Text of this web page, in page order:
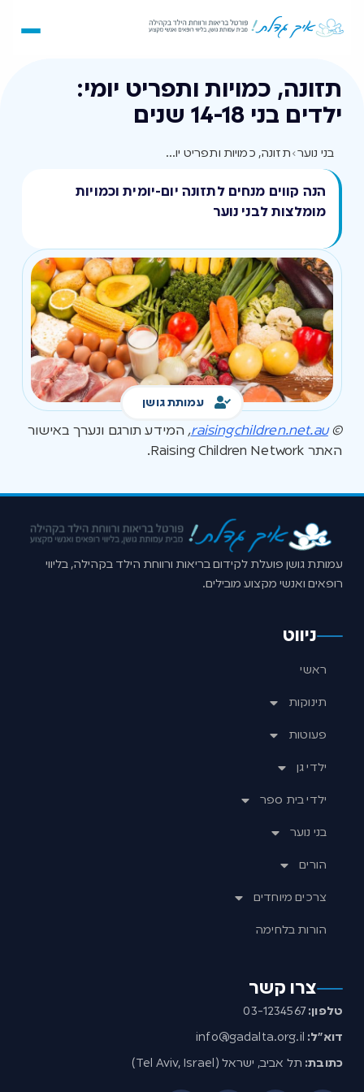
תזונה, כמויות ותפריט יומי:
ילדים בני 14-18 שנים
בני נוער› תזונה, כמויות ותפריט יומי: ילדים בני 14-18 שנים
הנה קווים מנחים לתזונה יום-יומית וכמויות
מומלצות לבני נוער
עמותת גושן
©
raisingchildren.net.au
, המידע תורגם ונערך באישור
האתר Raising Children Network.
עמותת גושן פועלת לקידום בריאות ורווחת הילד בקהילה, בליווי
רופאים ואנשי מקצוע מובילים.
ניווט
ראשי
תינוקות
פעוטות
ילדי גן
ילדי בית ספר
בני נוער
הורים
צרכים מיוחדים
הורות בלחימה
צרו קשר
טלפון:03-1234567
דוא”ל: info@gadalta.org.il
כתובת: תל אביב, ישראל (Tel Aviv, Israel)